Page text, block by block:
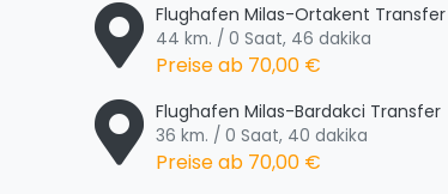
Flughafen Milas-Ortakent Transfer
44 km. / 0 Saat, 46 dakika
Preise ab 70,00 €
Flughafen Milas-Bardakci Transfer
36 km. / 0 Saat, 40 dakika
Preise ab 70,00 €